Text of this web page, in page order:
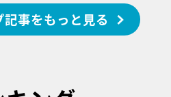
記事をもっと見る